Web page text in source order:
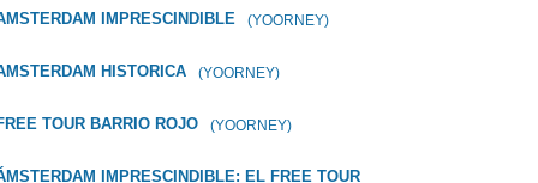
IMPRESCINDIBLE (YOORNEY)
HISTORICA (YOORNEY)
TOUR BARRIO ROJO (YOORNEY)
IMPRESCINDIBLE: EL FREE TOUR